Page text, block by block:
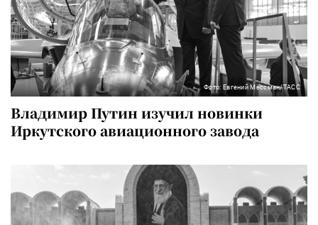
Фото: Евгений Мессман/ТАСС
Владимир Путин изучил новинки
Иркутского авиационного завода